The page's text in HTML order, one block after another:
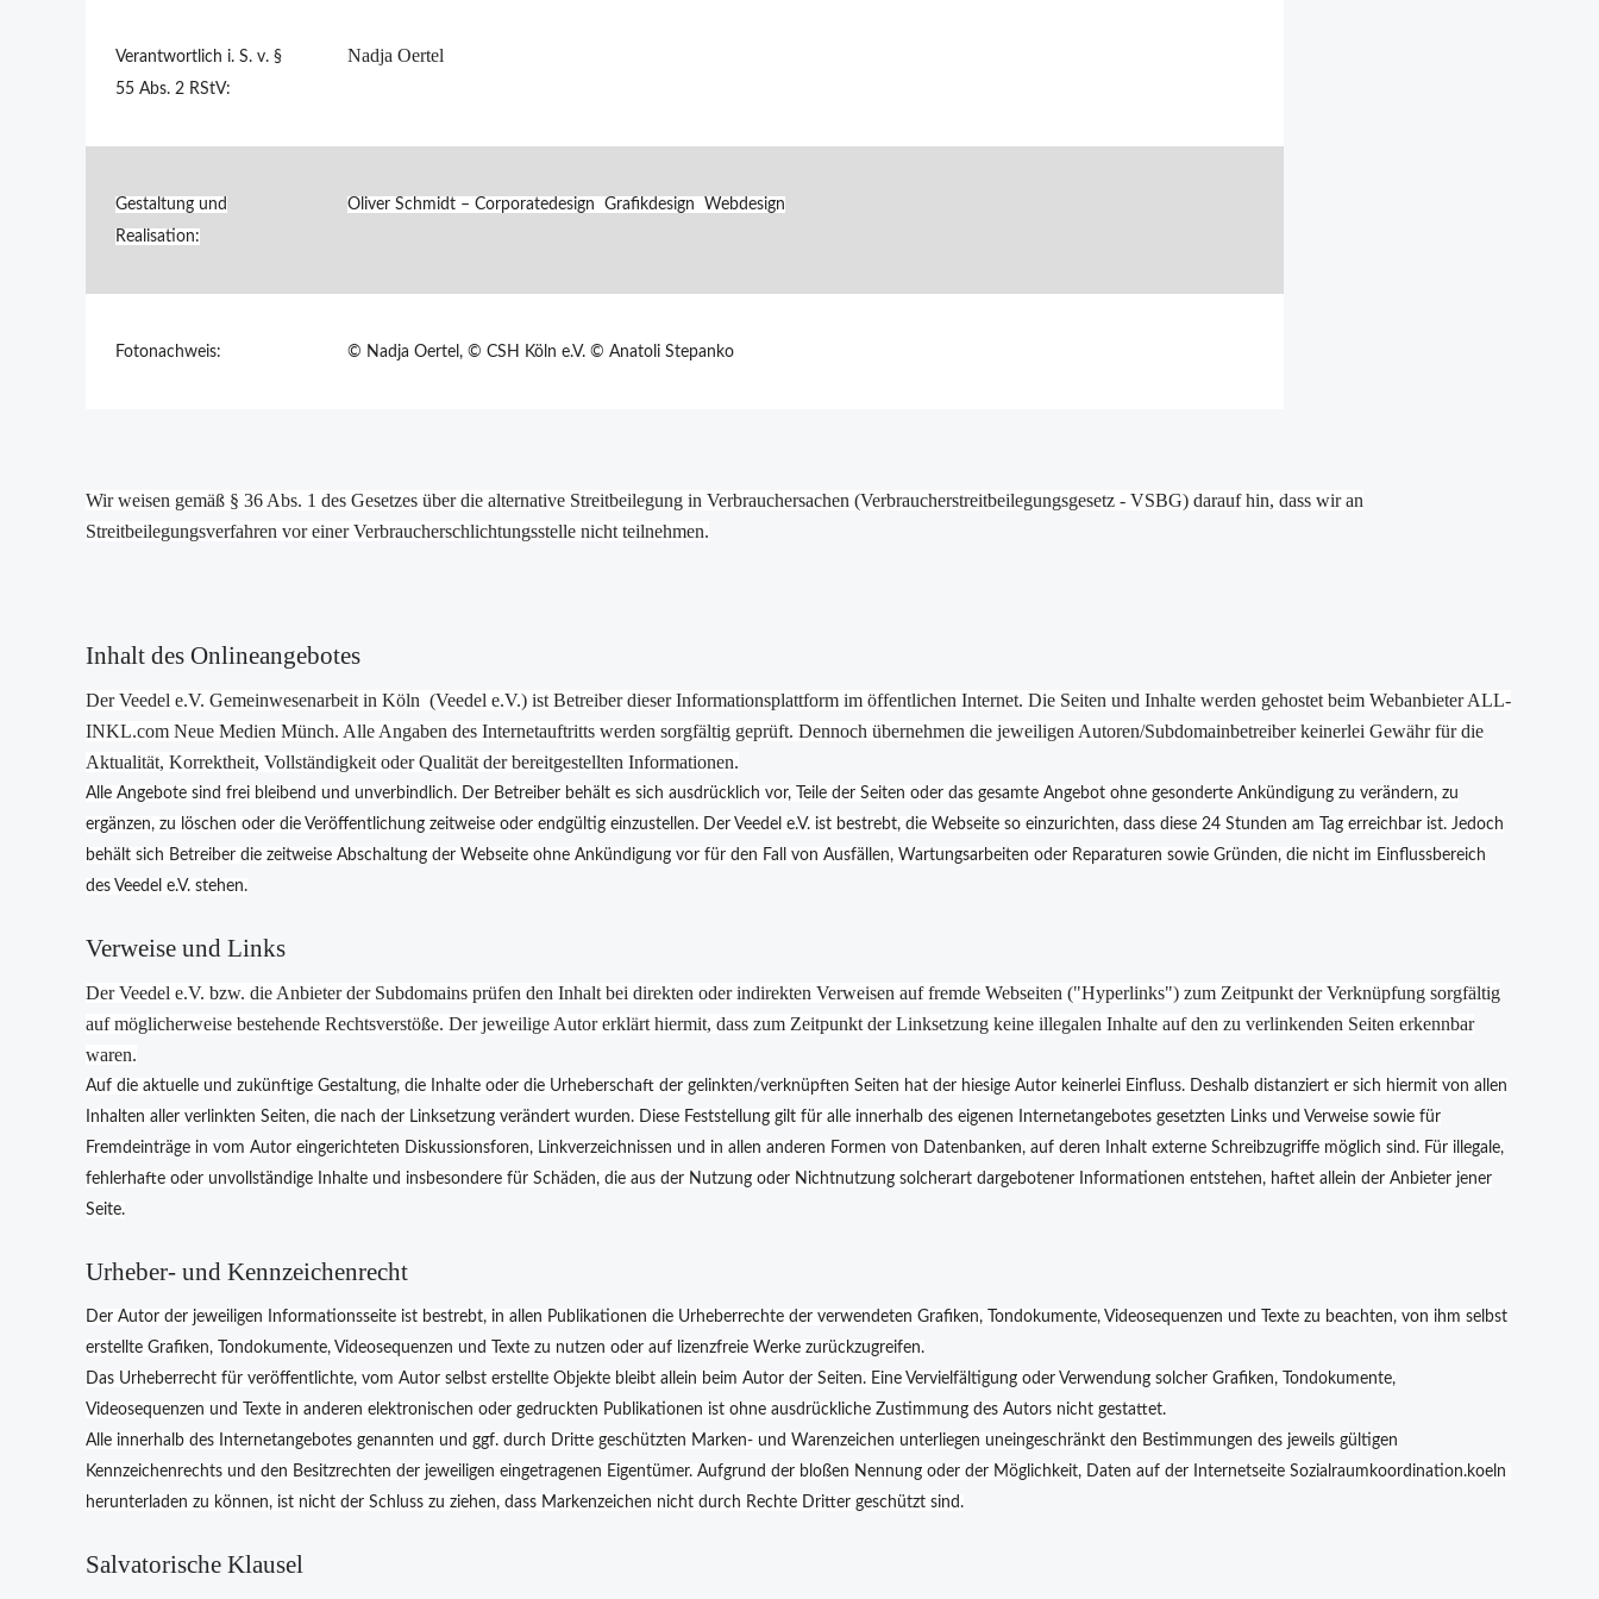
Verantwortlich i. S. v. §
55 Abs. 2 RStV:
Nadja Oertel
Gestaltung und
Realisation:
Oliver Schmidt – Corporatedesign Grafikdesign Webdesign
Fotonachweis: © Nadja Oertel, © CSH Köln e.V. © Anatoli Stepanko
Wir weisen gemäß § 36 Abs. 1 des Gesetzes über die alternative Streitbeilegung in Verbrauchersachen (Verbraucherstreitbeilegungsgesetz - VSBG) darauf hin, dass wir an
Streitbeilegungsverfahren vor einer Verbraucherschlichtungsstelle nicht teilnehmen.
Inhalt des Onlineangebotes
Der Veedel e.V. Gemeinwesenarbeit in Köln (Veedel e.V.) ist Betreiber dieser Informationsplattform im öffentlichen Internet. Die Seiten und Inhalte werden gehostet beim Webanbieter ALL-
INKL.com Neue Medien Münch. Alle Angaben des Internetauftritts werden sorgfältig geprüft. Dennoch übernehmen die jeweiligen Autoren/Subdomainbetreiber keinerlei Gewähr für die
Aktualität, Korrektheit, Vollständigkeit oder Qualität der bereitgestellten Informationen.
Alle Angebote sind frei bleibend und unverbindlich. Der Betreiber behält es sich ausdrücklich vor, Teile der Seiten oder das gesamte Angebot ohne gesonderte Ankündigung zu verändern, zu
ergänzen, zu löschen oder die Veröffentlichung zeitweise oder endgültig einzustellen. Der Veedel e.V. ist bestrebt, die Webseite so einzurichten, dass diese 24 Stunden am Tag erreichbar ist. Jedoch
behält sich Betreiber die zeitweise Abschaltung der Webseite ohne Ankündigung vor für den Fall von Ausfällen, Wartungsarbeiten oder Reparaturen sowie Gründen, die nicht im Einflussbereich
des Veedel e.V. stehen.
Verweise und Links
Der Veedel e.V. bzw. die Anbieter der Subdomains prüfen den Inhalt bei direkten oder indirekten Verweisen auf fremde Webseiten ("Hyperlinks") zum Zeitpunkt der Verknüpfung sorgfältig
auf möglicherweise bestehende Rechtsverstöße. Der jeweilige Autor erklärt hiermit, dass zum Zeitpunkt der Linksetzung keine illegalen Inhalte auf den zu verlinkenden Seiten erkennbar
waren.
Auf die aktuelle und zukünftige Gestaltung, die Inhalte oder die Urheberschaft der gelinkten/verknüpften Seiten hat der hiesige Autor keinerlei Einfluss. Deshalb distanziert er sich hiermit von allen
Inhalten aller verlinkten Seiten, die nach der Linksetzung verändert wurden. Diese Feststellung gilt für alle innerhalb des eigenen Internetangebotes gesetzten Links und Verweise sowie für
Fremdeinträge in vom Autor eingerichteten Diskussionsforen, Linkverzeichnissen und in allen anderen Formen von Datenbanken, auf deren Inhalt externe Schreibzugriffe möglich sind. Für illegale,
fehlerhafte oder unvollständige Inhalte und insbesondere für Schäden, die aus der Nutzung oder Nichtnutzung solcherart dargebotener Informationen entstehen, haftet allein der Anbieter jener
Seite.
Urheber- und Kennzeichenrecht
Der Autor der jeweiligen Informationsseite ist bestrebt, in allen Publikationen die Urheberrechte der verwendeten Grafiken, Tondokumente, Videosequenzen und Texte zu beachten, von ihm selbst
erstellte Grafiken, Tondokumente, Videosequenzen und Texte zu nutzen oder auf lizenzfreie Werke zurückzugreifen.
Das Urheberrecht für veröffentlichte, vom Autor selbst erstellte Objekte bleibt allein beim Autor der Seiten. Eine Vervielfältigung oder Verwendung solcher Grafiken, Tondokumente,
Videosequenzen und Texte in anderen elektronischen oder gedruckten Publikationen ist ohne ausdrückliche Zustimmung des Autors nicht gestattet.
Alle innerhalb des Internetangebotes genannten und ggf. durch Dritte geschützten Marken- und Warenzeichen unterliegen uneingeschränkt den Bestimmungen des jeweils gültigen
Kennzeichenrechts und den Besitzrechten der jeweiligen eingetragenen Eigentümer. Aufgrund der bloßen Nennung oder der Möglichkeit, Daten auf der Internetseite Sozialraumkoordination.koeln
herunterladen zu können, ist nicht der Schluss zu ziehen, dass Markenzeichen nicht durch Rechte Dritter geschützt sind.
Salvatorische Klausel